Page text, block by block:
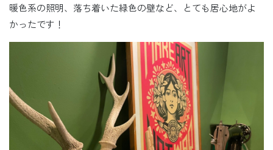
暖色系の照明、落ち着いた緑色の壁など、とても居心地がよ
かったです！